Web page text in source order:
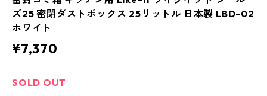
ズ25 密閉ダストボックス 25リットル 日本製 LBD-02
ホワイト
¥7,370
SOLD OUT